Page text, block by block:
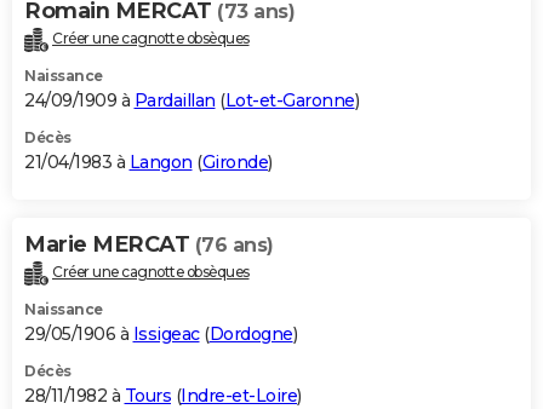
Romain MERCAT (73 ans)
Créer une cagnotte obsèques
Naissance
24/09/1909 à Pardaillan (Lot-et-Garonne)
Décès
21/04/1983 à Langon (Gironde)
Marie MERCAT (76 ans)
Créer une cagnotte obsèques
Naissance
29/05/1906 à Issigeac(Dordogne)
Décès
28/11/1982 à Tours (Indre-et-Loire)